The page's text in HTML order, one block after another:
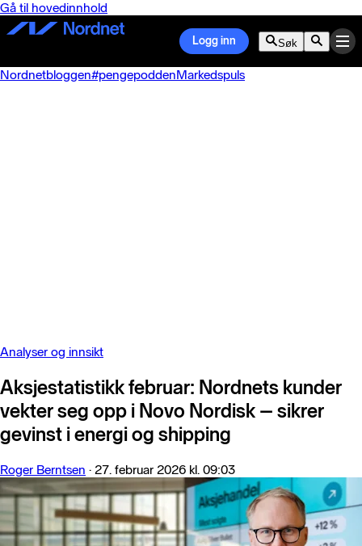
Gå til hovedinnhold
Logg inn Søk
Nordnetbloggen#pengepoddenMarkedspuls
Analyser og innsikt
Aksjestatistikk februar: Nordnets kunder
vekter seg opp i Novo Nordisk – sikrer
gevinst i energi og shipping
Roger Berntsen · 27. februar 2026 kl. 09:03